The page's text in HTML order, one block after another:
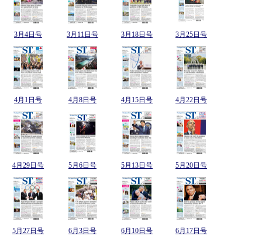
3月4日号 3月11日号 3月18日号 3月25日号
4月1日号 4月8日号 4月15日号 4月22日号
4月29日号 5月6日号 5月13日号 5月20日号
5月27日号 6月3日号 6月10日号 6月17日号